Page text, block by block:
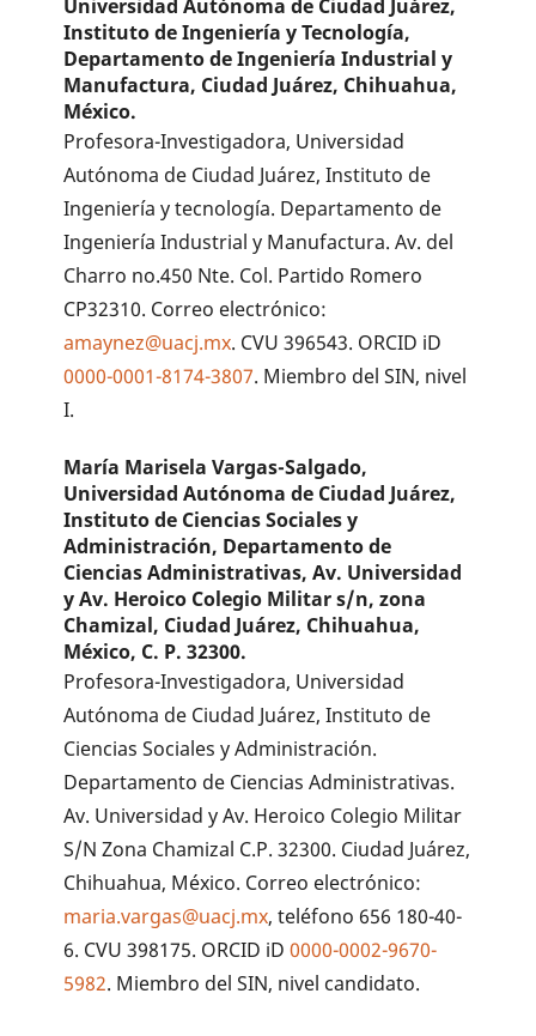
Universidad Autónoma de Ciudad Juárez,
Instituto de Ingeniería y Tecnología,
Departamento de Ingeniería Industrial y
Manufactura, Ciudad Juárez, Chihuahua,
México.
Profesora-Investigadora, Universidad
Autónoma de Ciudad Juárez, Instituto de
Ingeniería y tecnología. Departamento de
Ingeniería Industrial y Manufactura. Av. del
Charro no.450 Nte. Col. Partido Romero
CP32310. Correo electrónico:
amaynez@uacj.mx. CVU 396543. ORCID iD
0000-0001-8174-3807. Miembro del SIN, nivel
I.
María Marisela Vargas-Salgado,
Universidad Autónoma de Ciudad Juárez,
Instituto de Ciencias Sociales y
Administración, Departamento de
Ciencias Administrativas, Av. Universidad
y Av. Heroico Colegio Militar s/n, zona
Chamizal, Ciudad Juárez, Chihuahua,
México, C. P. 32300.
Profesora-Investigadora, Universidad
Autónoma de Ciudad Juárez, Instituto de
Ciencias Sociales y Administración.
Departamento de Ciencias Administrativas.
Av. Universidad y Av. Heroico Colegio Militar
S/N Zona Chamizal C.P. 32300. Ciudad Juárez,
Chihuahua, México. Correo electrónico:
maria.vargas@uacj.mx, teléfono 656 180-40-
6. CVU 398175. ORCID iD0000-0002-9670-
5982. Miembro del SIN, nivel candidato.